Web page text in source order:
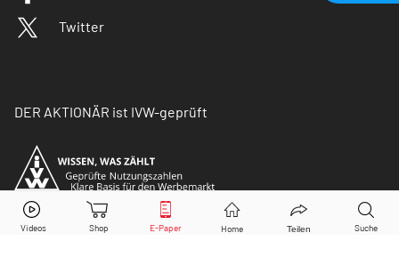
Infineon Aktie jetzt handeln?
Twitter
DER AKTIONÄR ist IVW-geprüft